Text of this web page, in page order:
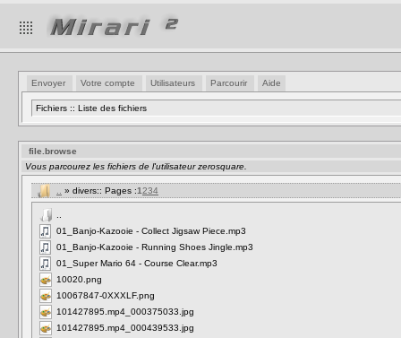
Envoyer Votre compte Utilisateurs Parcourir Aide
Fichiers :: Liste des fichiers
file.browse
Vous parcourez les fichiers de l'utilisateur zerosquare.
» divers:: Pages :1234
01_Banjo-Kazooie - Collect Jigsaw Piece.mp3
01_Banjo-Kazooie - Running Shoes Jingle.mp3
01_Super Mario 64 - Course Clear.mp3
10020.png
10067847-0XXXLF.png
101427895.mp4_000375033.jpg
101427895.mp4_000439533.jpg